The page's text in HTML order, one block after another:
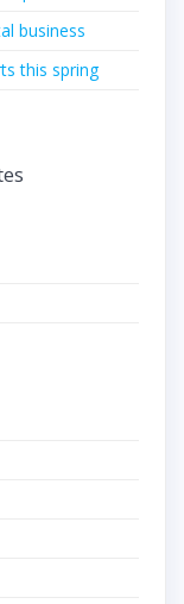
business
this spring